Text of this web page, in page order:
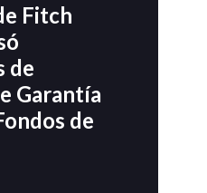
Fitch
de
Garantía
de